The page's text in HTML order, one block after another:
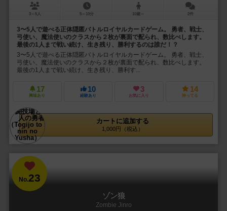
3～5人 5～10分 10歳～ 2件
3〜5人で遊べる正体隠匿バトルロイヤルカードゲーム。 勇者、戦士、
弓使い、魔法使いのクラスから２枚が裏面で配られ、数比べします。
最後の1人まで戦い続け、生き残り、勝利するのは誰だ！？
3〜5人で遊べる正体隠匿バトルロイヤルカードゲーム。 勇者、戦士、
弓使い、魔法使いのクラスから２枚が裏面で配られ、数比べします。
最後の1人まで戦い続け、生き残り、勝利す...
17
興味あり
10
経験あり
3
お気に入り
14
持ってる
カートに追加する
1,000円（税込）
No.23
ゾン狼
Zombie Jinro